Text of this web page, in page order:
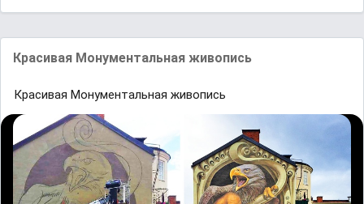
Красивая Монументальная живопись
Красивая Монументальная живопись